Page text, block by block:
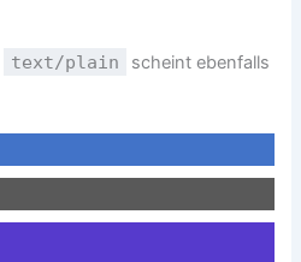
text/plain
scheint ebenfalls